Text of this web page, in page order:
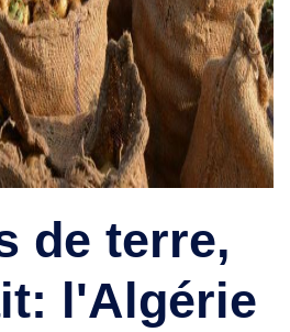
de terre,
l'Algérie